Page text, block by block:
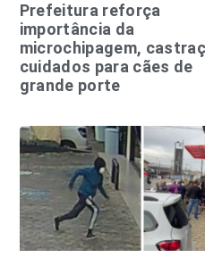
Prefeitura reforça
importância da
microchipagem,
cuidados para cães de
grande porte